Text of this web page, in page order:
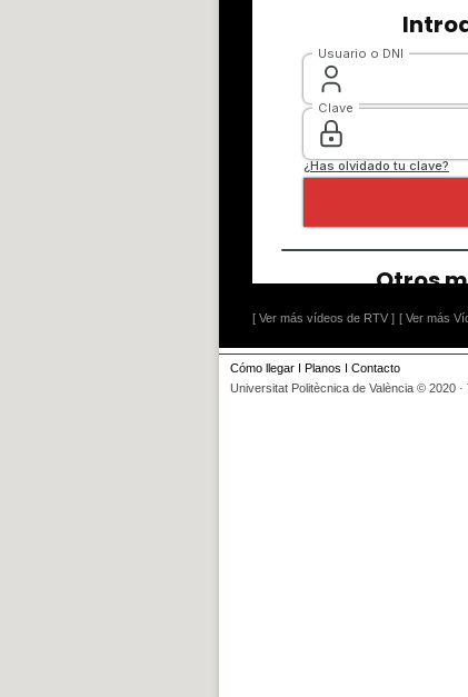
[ Ver más vídeos de RTV ] [ Ver más
Cómo llegar I Planos I Contacto
Universitat Politècnica de València © 2020